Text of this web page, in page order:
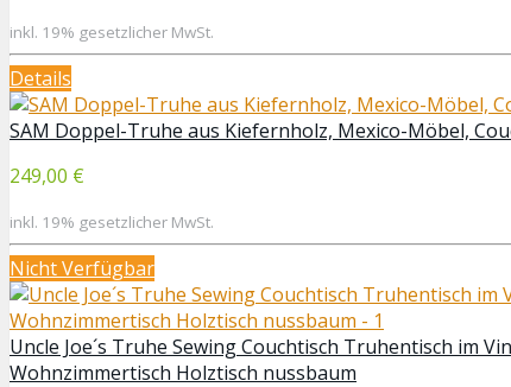
inkl. 19% gesetzlicher MwSt.
Details
SAM Doppel-Truhe aus Kiefernholz, Mexico-Möbel,
249,00 €
inkl. 19% gesetzlicher MwSt.
Nicht Verfügbar
Uncle Joe´s Truhe Sewing Couchtisch Truhentisch im
Wohnzimmertisch Holztisch nussbaum